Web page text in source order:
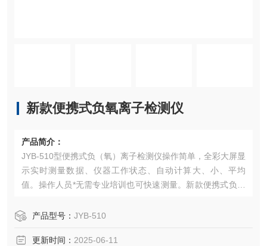
新款便携式负氧离子检测仪
产品简介：
JYB-510型便携式负（氧）离子检测仪操作简单，全彩大屏显
示实时测量数据、仪器工作状态、自动计算大、小、平均
值。操作人员*无需专业培训也可快速测量。新款便携式负氧
器。采用了领xian的同轴二重圆筒技术，具备测量过程稳定，
产品型号： JYB-510
更新时间： 2025-06-11